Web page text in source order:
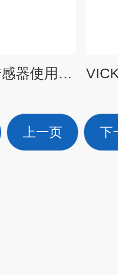
PARKER压力传感器使用安装具体位置
上一页 下